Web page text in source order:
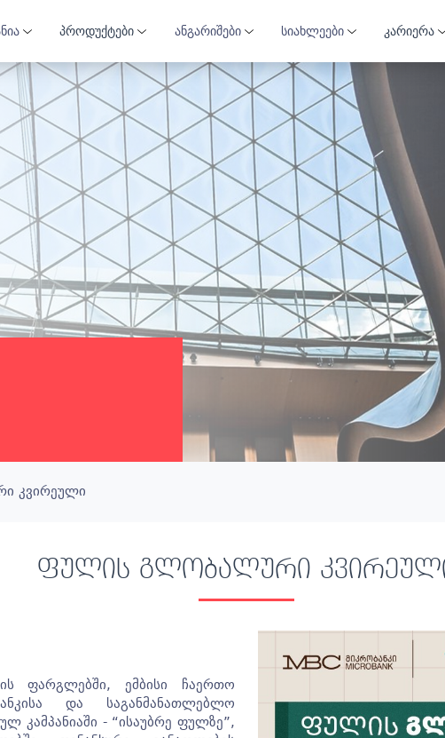
პროდუქტები ანგარიშები სიახლეები კარიერა
კვირეული
ფულის გლობალური
ფარგლებში, ემბისი ჩაერთო
და საგანმანათლებლო
კამპანიაში - “ისაუბრე ფულზე”,